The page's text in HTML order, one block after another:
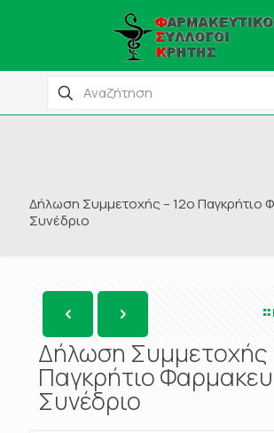
Δήλωση Συμμετοχής – 12ο Παγκρήτιο
Συνέδριο
Δήλωση Συμμετοχής
Παγκρήτιο
Συνέδριο